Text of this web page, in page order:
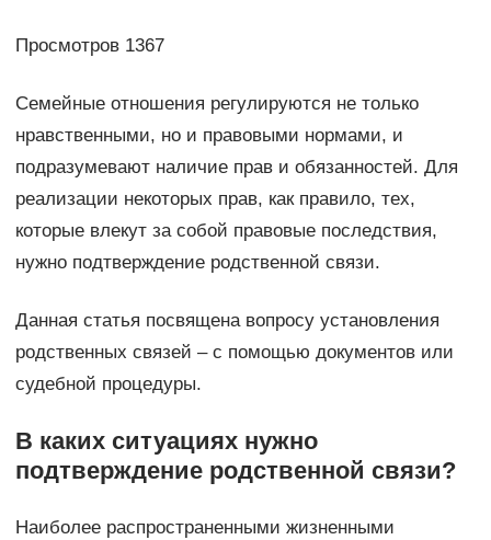
Просмотров 1367
Семейные отношения регулируются не только
нравственными, но и правовыми нормами, и
подразумевают наличие прав и обязанностей. Для
реализации некоторых прав, как правило, тех,
которые влекут за собой правовые последствия,
нужно подтверждение родственной связи.
Данная статья посвящена вопросу установления
родственных связей – с помощью документов или
судебной процедуры.
В каких ситуациях нужно
подтверждение родственной связи?
Наиболее распространенными жизненными